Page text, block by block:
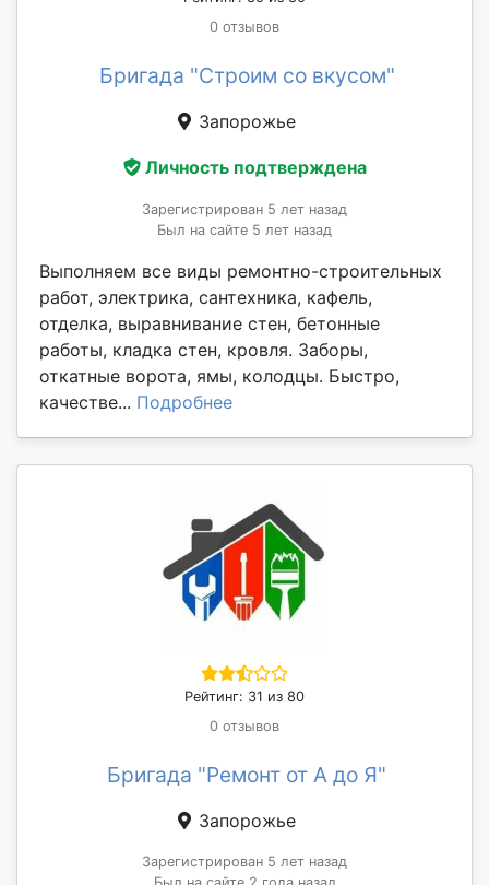
0 отзывов
Бригада "Строим со вкусом"
Запорожье
Личность подтверждена
Зарегистрирован 5 лет назад
Был на сайте 5 лет назад
Выполняем все виды ремонтно-строительных
работ, электрика, сантехника, кафель,
отделка, выравнивание стен, бетонные
работы, кладка стен, кровля. Заборы,
откатные ворота, ямы, колодцы. Быстро,
качестве... Подробнее
Рейтинг: 31 из 80
0 отзывов
Бригада "Ремонт от А до Я"
Запорожье
Зарегистрирован 5 лет назад